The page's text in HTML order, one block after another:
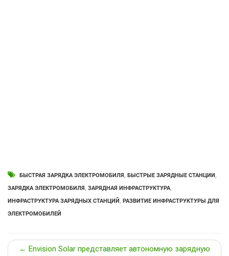
БЫСТРАЯ ЗАРЯДКА ЭЛЕКТРОМОБИЛЯ, БЫСТРЫЕ ЗАРЯДНЫЕ СТАНЦИИ,
ЗАРЯДКА ЭЛЕКТРОМОБИЛЯ, ЗАРЯДНАЯ ИНФРАСТРУКТУРА,
ИНФРАСТРУКТУРА ЗАРЯДНЫХ СТАНЦИЙ, РАЗВИТИЕ ИНФРАСТРУКТУРЫ ДЛЯ
ЭЛЕКТРОМОБИЛЕЙ
← Envision Solar представляет автономную зарядную